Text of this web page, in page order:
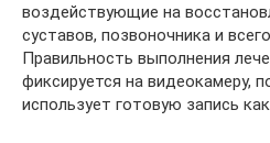
воздействующие на
суставов, позвоночника и
Правильность выполнения
фиксируется на видеокамеру,
использует готовую запись